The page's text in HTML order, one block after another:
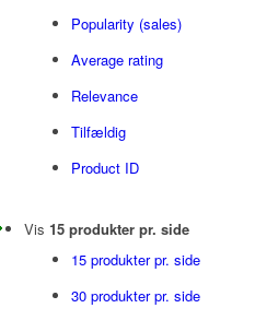
Popularity (sales)
Average rating
Relevance
Tilfældig
Product ID
Vis 15 produkter pr. side
15 produkter pr. side
30 produkter pr. side